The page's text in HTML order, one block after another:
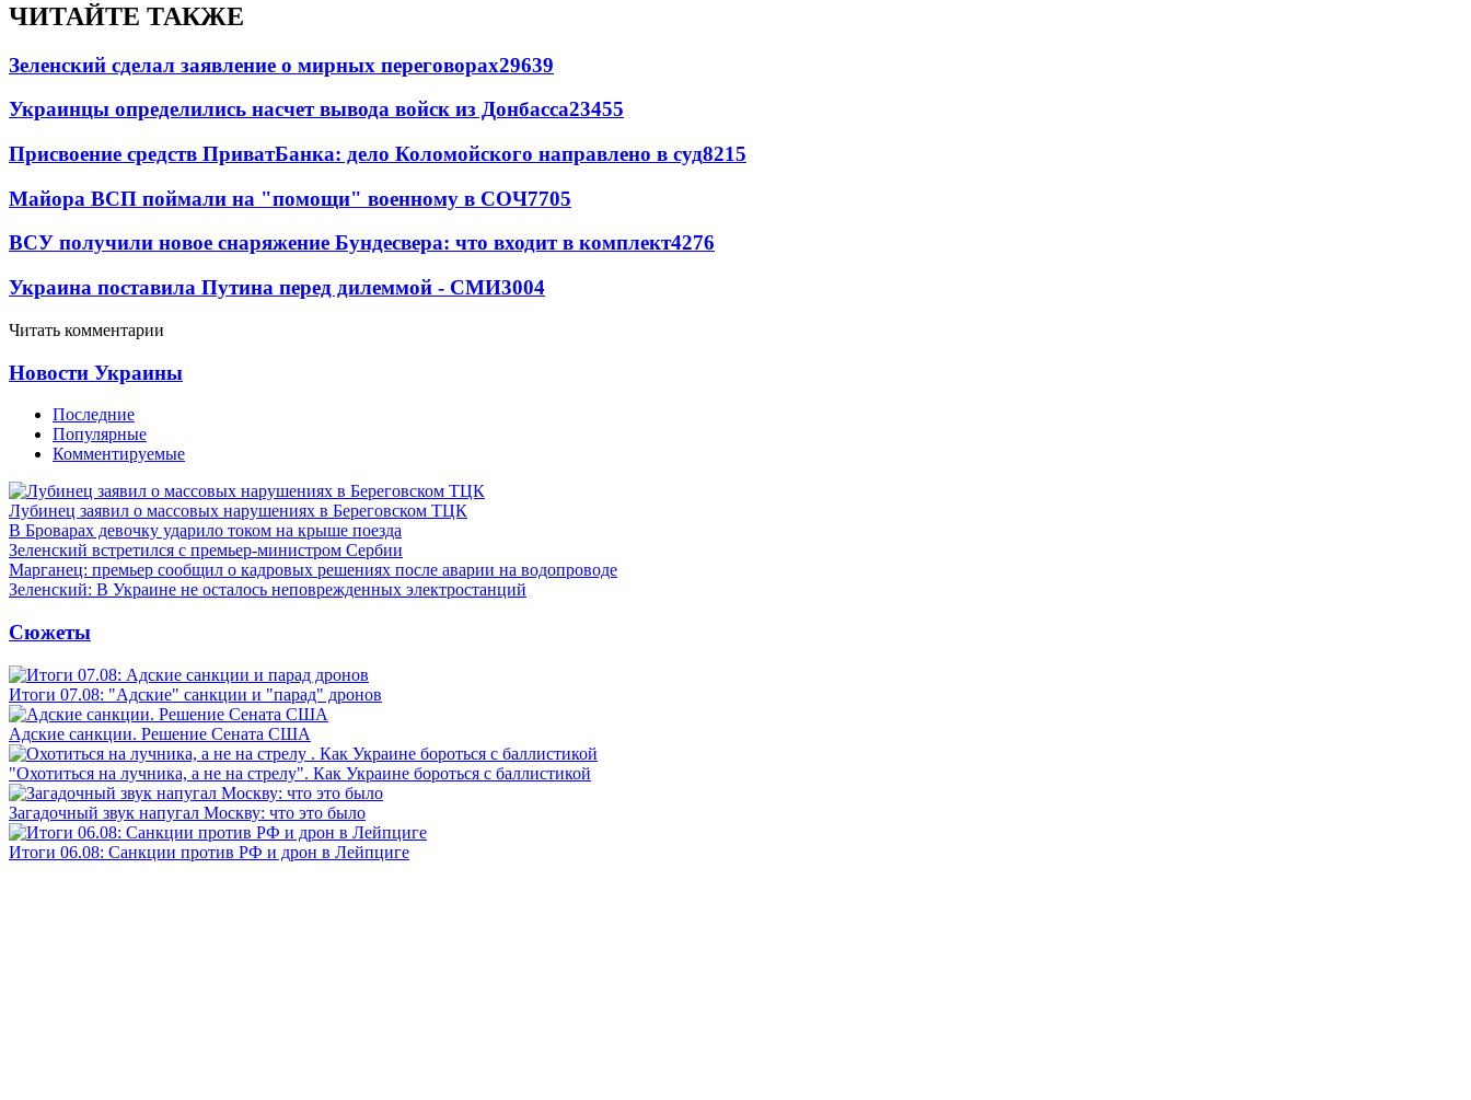
ЧИТАЙТЕ ТАКЖЕ
Зеленский сделал заявление о мирных переговорах29639
Украинцы определились насчет вывода войск из Донбасса23455
Присвоение средств ПриватБанка: дело Коломойского направлено в суд8215
Майора ВСП поймали на "помощи" военному в СОЧ7705
ВСУ получили новое снаряжение Бундесвера: что входит в комплект4276
Украина поставила Путина перед дилеммой - СМИ3004
Читать комментарии
Новости Украины
Последние
Популярные
Комментируемые
Лубинец заявил о массовых нарушениях в Береговском ТЦК
В Броварах девочку ударило током на крыше поезда
Зеленский встретился с премьер-министром Сербии
Марганец: премьер сообщил о кадровых решениях после аварии на водопроводе
Зеленский: В Украине не осталось неповрежденных электростанций
Сюжеты
Итоги 07.08: "Адские" санкции и "парад" дронов
Адские санкции. Решение Сената США
"Охотиться на лучника, а не на стрелу". Как Украине бороться с баллистикой
Загадочный звук напугал Москву: что это было
Итоги 06.08: Санкции против РФ и дрон в Лейпциге